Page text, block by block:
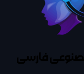
فارسی